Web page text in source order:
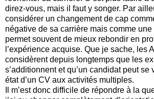
direz-vous, mais il faut y songer. Par
considérer un changement de cap
négative de sa carrière mais comme
permet souvent de mieux rebondir en
l’expérience acquise. Que je sache, les
considèrent depuis longtemps que les
s’additionnent et qu’un candidat peut se
état d’un CV aux activités multiples.
Il m’est donc difficile de répondre à la